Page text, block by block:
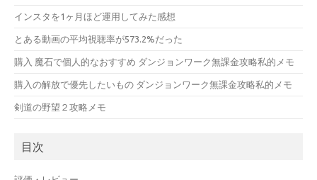
インスタを1ヶ月ほど運用してみた感想
とある動画の平均視聴率が573.2%だった
購入 魔石で個人的なおすすめ ダンジョンワーク無課金攻略私的メモ
購入の解放で優先したいもの ダンジョンワーク無課金攻略私的メモ
剣道の野望２攻略メモ
目次